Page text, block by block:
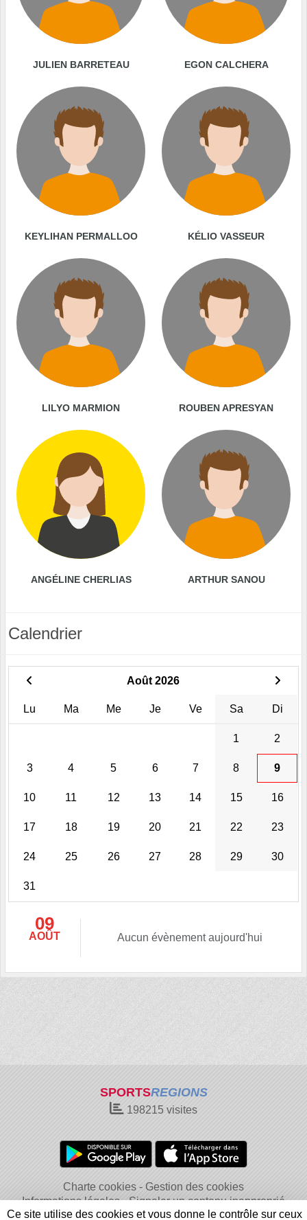
JULIEN BARRETEAU EGON CALCHERA
KEYLIHAN PERMALLOO KÉLIO VASSEUR
LILYO MARMION ROUBEN APRESYAN
ANGÉLINE CHERLIAS ARTHUR SANOU
Calendrier
Août 2026
Lu Ma Me Je Ve Sa Di
1 2
3 4 5 6 7 8 9
10 11 12 13 14 15 16
17 18 19 20 21 22 23
24 25 26 27 28 29 30
31
09
AOÛT Aucun évènement aujourd'hui
SPORTSREGIONS
198215 visites
Charte cookies
Gestion des cookies
Informations légales
Signaler un contenu inapproprié
Ce site utilise des cookies et vous donne le contrôle sur ceux